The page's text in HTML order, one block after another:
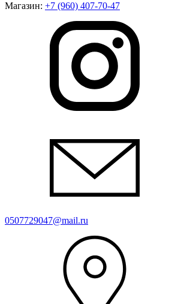
Магазин: +7 (960) 407-70-47
0507729047@mail.ru